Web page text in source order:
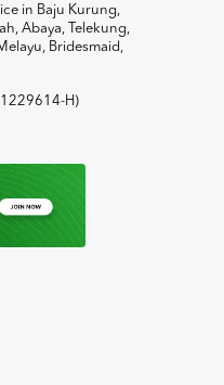
in Baju Kurung,
Abaya, Telekung,
Bridesmaid,
H)